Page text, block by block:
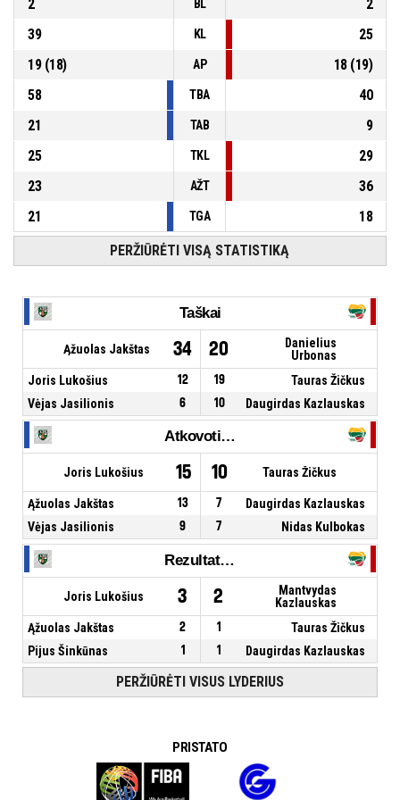
2
BL
2
39
KL
25
19(18) AP 18(19)
58
TBA
40
21
TAB
9
25
TKL
29
23
AŽT
36
21
TGA 18
PERŽIŪRĖTI VISĄ STATISTIKĄ
Taškai
Ąžuolas Jakštas 34 20
Danielius
Urbonas
Joris Lukošius
12 19
Tauras Žičkus
Vėjas Jasilionis
6 10 Daugirdas Kazlauskas
Atkovoti kamuoliai
Joris Lukošius 15 10 Tauras Žičkus
Ąžuolas Jakštas 13 7
Daugirdas Kazlauskas
Vėjas Jasilionis
9 7 Nidas Kulbokas
Rezultatyvūs perdavimai
Joris Lukošius 3 2
Mantvydas
Kazlauskas
Ąžuolas Jakštas
2 1
Tauras Žičkus
Pijus Šinkūnas
1 1 Daugirdas Kazlauskas
PERŽIŪRĖTI VISUS LYDERIUS
PRISTATO